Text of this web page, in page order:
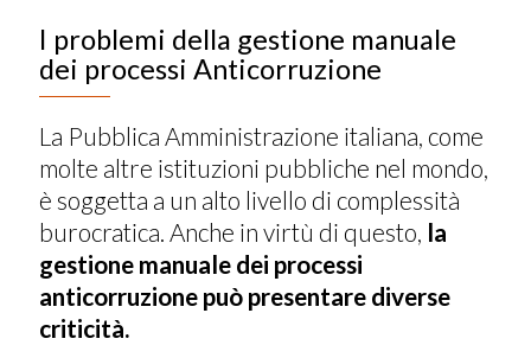
I problemi della gestione manuale
dei processi Anticorruzione
La Pubblica Amministrazione italiana, come
molte altre istituzioni pubbliche nel mondo,
è soggetta a un alto livello di complessità
burocratica. Anche in virtù di questo, la
gestione manuale dei processi
anticorruzione può presentare diverse
criticità.